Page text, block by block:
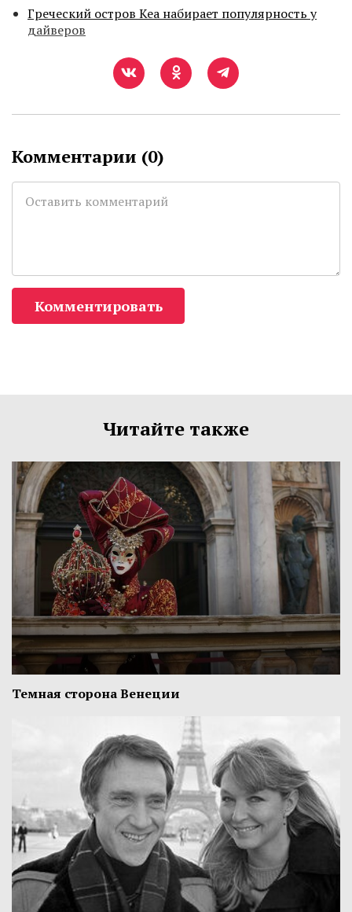
Греческий остров Кеа набирает популярность у
дайверов
Комментарии (0)
Комментировать
Читайте также
Темная сторона Венеции